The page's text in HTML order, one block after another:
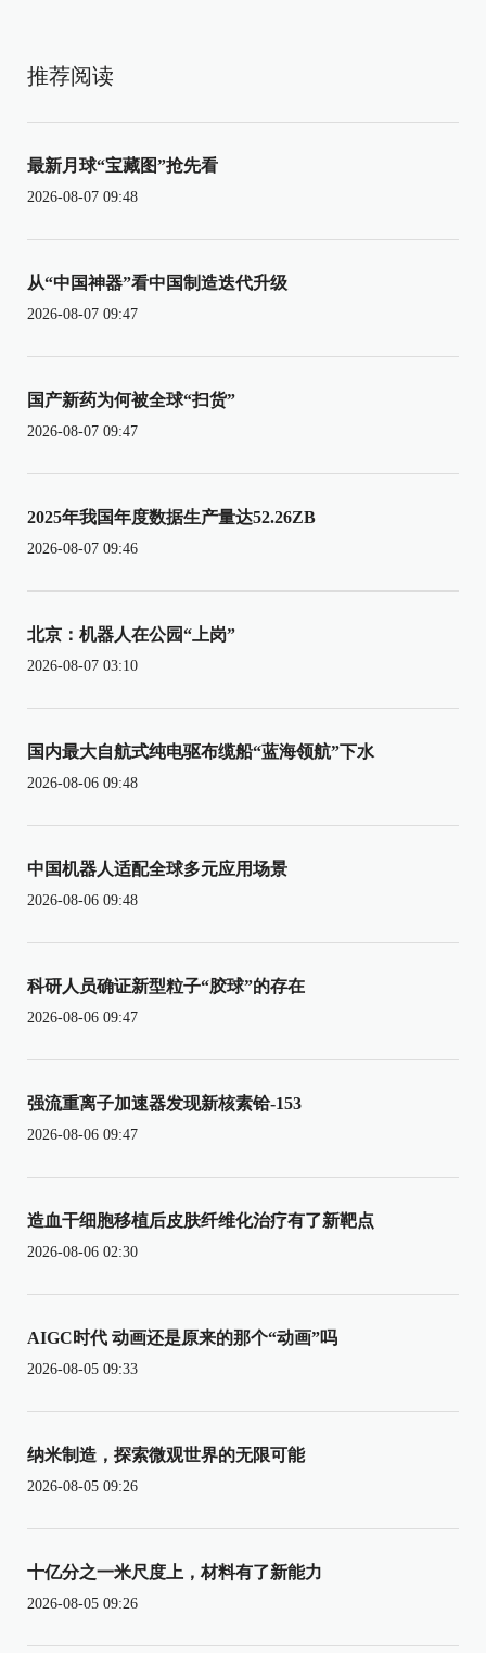
推荐阅读
最新月球“宝藏图”抢先看
2026-08-07 09:48
从“中国神器”看中国制造迭代升级
2026-08-07 09:47
国产新药为何被全球“扫货”
2026-08-07 09:47
2025年我国年度数据生产量达52.26ZB
2026-08-07 09:46
北京：机器人在公园“上岗”
2026-08-07 03:10
国内最大自航式纯电驱布缆船“蓝海领航”下水
2026-08-06 09:48
中国机器人适配全球多元应用场景
2026-08-06 09:48
科研人员确证新型粒子“胶球”的存在
2026-08-06 09:47
强流重离子加速器发现新核素铪-153
2026-08-06 09:47
造血干细胞移植后皮肤纤维化治疗有了新靶点
2026-08-06 02:30
AIGC时代 动画还是原来的那个“动画”吗
2026-08-05 09:33
纳米制造，探索微观世界的无限可能
2026-08-05 09:26
十亿分之一米尺度上，材料有了新能力
2026-08-05 09:26